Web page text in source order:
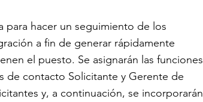
para hacer un seguimiento de los
a fin de generar rápidamente
el puesto. Se asignarán las funciones
de contacto Solicitante y Gerente de
y, a continuación, se incorporarán